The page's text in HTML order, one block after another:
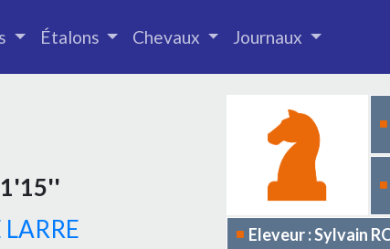
Étalons Chevaux Journaux
1'15''
Eleveur : Sylvain